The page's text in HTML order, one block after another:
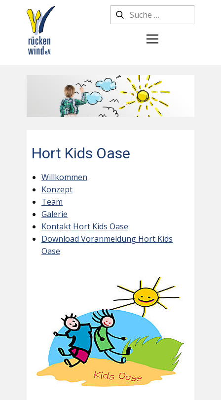
Hort Kids Oase
Willkommen
Konzept
Team
Galerie
Kontakt Hort Kids Oase
Download Voranmeldung Hort Kids
Oase